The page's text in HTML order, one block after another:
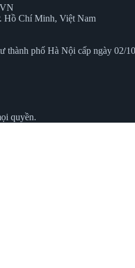
Hồ Chí Minh, Việt Nam
thành phố Hà Nội cấp ngày 02/
quyền.